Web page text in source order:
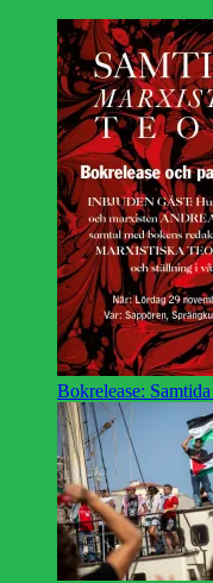
Bokrelease: